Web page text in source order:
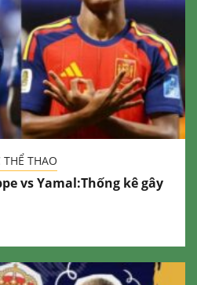
THAO
vs Yamal:Thống kê gây